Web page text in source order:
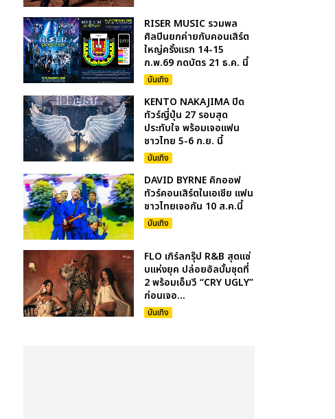
RISER MUSIC รวมพล
ศิลปินยกค่ายกับคอนเสิร์ต
ใหญ่ครั้งแรก 14-15
ก.พ.69 กดบัตร 21 ธ.ค. นี้
บันเทิง
KENTO NAKAJIMA ปิด
ทัวร์ญี่ปุ่น 27 รอบสุด
ประทับใจ พร้อมเจอแฟน
ชาวไทย 5-6 ก.ย. นี้
บันเทิง
DAVID BYRNE คิกออฟ
ทัวร์คอนเสิร์ตในเอเชีย แฟน
ชาวไทยเจอกัน 10 ส.ค.นี้
บันเทิง
FLO เกิร์ลกรุ๊ป R&B สุดแซ่
บแห่งยุค ปล่อยอัลบั้มชุดที่
2 พร้อมเอ็มวี “CRY UGLY”
ก่อนเจอ...
บันเทิง